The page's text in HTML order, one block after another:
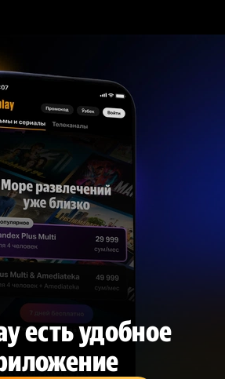
есть удобное